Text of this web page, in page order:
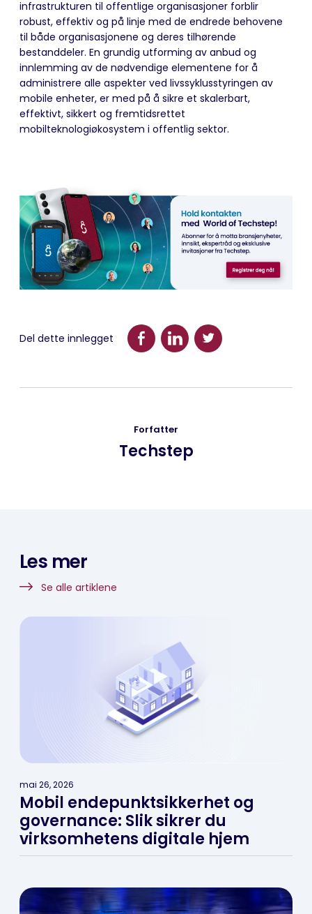
infrastrukturen til offentlige organisasjoner forblir
robust, effektiv og på linje med de endrede behovene
til både organisasjonene og deres tilhørende
bestanddeler. En grundig utforming av anbud og
innlemming av de nødvendige elementene for å
administrere alle aspekter ved livssyklusstyringen av
mobile enheter, er med på å sikre et skalerbart,
effektivt, sikkert og fremtidsrettet
mobilteknologiøkosystem i offentlig sektor.
Del dette innlegget
Forfatter
Techstep
Les mer
Se alle artiklene
mai 26, 2026
Mobil endepunktsikkerhet og
governance: Slik sikrer du
virksomhetens digitale hjem